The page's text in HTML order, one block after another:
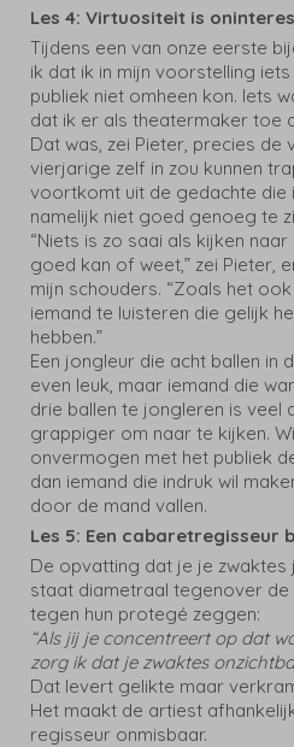
Les 4: Virtuositeit is
Tijdens een van onze eerste
ik dat ik in mijn voorstelling
publiek niet omheen kon. Iets
dat ik er als theatermaker toe
Dat was, zei Pieter, precies de
vierjarige zelf in zou kunnen
voortkomt uit de gedachte die
namelijk niet goed genoeg te
“Niets is zo saai als kijken
goed kan of weet,” zei Pieter,
mijn schouders. “Zoals het
iemand te luisteren die gelijk
hebben.”
Een jongleur die acht ballen in
even leuk, maar iemand die
drie ballen te jongleren is veel
grappiger om naar te kijken.
onvermogen met het publiek
dan iemand die indruk wil
door de mand vallen.
Les 5: Een cabaretregisseur
De opvatting dat je je zwaktes
staat diametraal tegenover
tegen hun protegé zeggen:
“Als jij je concentreert op dat
zorg ik dat je zwaktes
Dat levert gelikte maar
Het maakt de artiest
regisseur onmisbaar.